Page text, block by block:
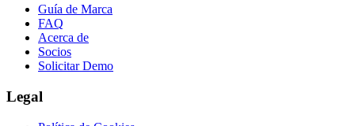
Guía de Marca
FAQ
Acerca de
Socios
Solicitar Demo
Legal